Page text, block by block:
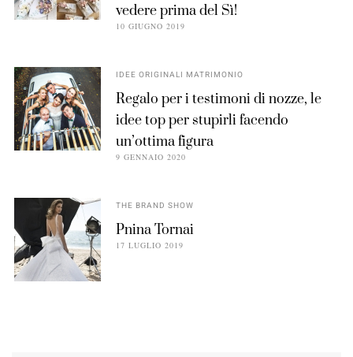
vedere prima del Sì!
10 GIUGNO 2019
IDEE ORIGINALI MATRIMONIO
Regalo per i testimoni di nozze, le
idee top per stupirli facendo
un’ottima figura
9 GENNAIO 2020
THE BRAND SHOW
Pnina Tornai
17 LUGLIO 2019